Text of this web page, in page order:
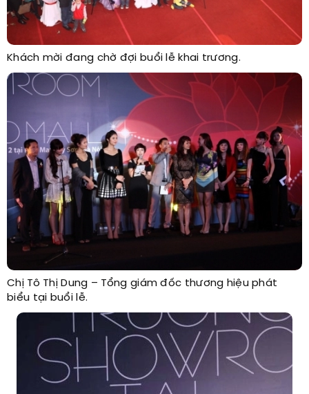
Khách mời đang chờ đợi buổi lễ khai trương.
Chị Tô Thị Dung – Tổng giám đốc thương hiệu phát
biểu tại buổi lễ.